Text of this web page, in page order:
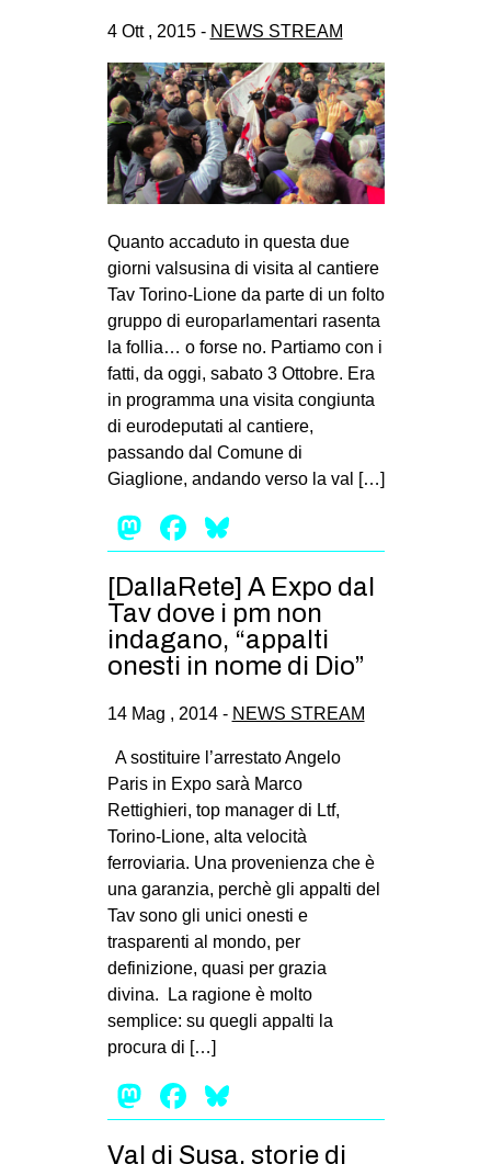
4 Ott , 2015 - NEWS STREAM
Quanto accaduto in questa due
giorni valsusina di visita al cantiere
Tav Torino-Lione da parte di un folto
gruppo di europarlamentari rasenta
la follia… o forse no. Partiamo con i
fatti, da oggi, sabato 3 Ottobre. Era
in programma una visita congiunta
di eurodeputati al cantiere,
passando dal Comune di
Giaglione, andando verso la val […]
Mastodon
Facebook
[DallaRete] A Expo dal
Tav dove i pm non
indagano, “appalti
onesti in nome di Dio”
14 Mag , 2014 - NEWS STREAM
A sostituire l’arrestato Angelo
Paris in Expo sarà Marco
Rettighieri, top manager di Ltf,
Torino-Lione, alta velocità
ferroviaria. Una provenienza che è
una garanzia, perchè gli appalti del
Tav sono gli unici onesti e
trasparenti al mondo, per
definizione, quasi per grazia
divina. La ragione è molto
semplice: su quegli appalti la
procura di […]
Mastodon
Facebook
Val di Susa, storie di